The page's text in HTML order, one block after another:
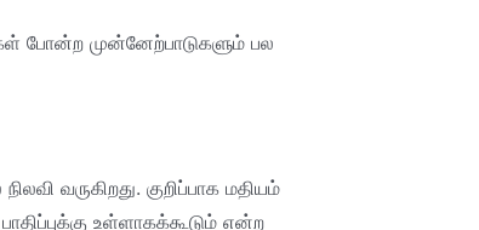
போன்ற முன்னேற்பாடுகளும் பல
வருகிறது. குறிப்பாக மதியம்
உள்ளாகக்கூடும் என்ற